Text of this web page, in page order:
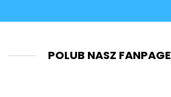
POLUB NASZ FANPAGE